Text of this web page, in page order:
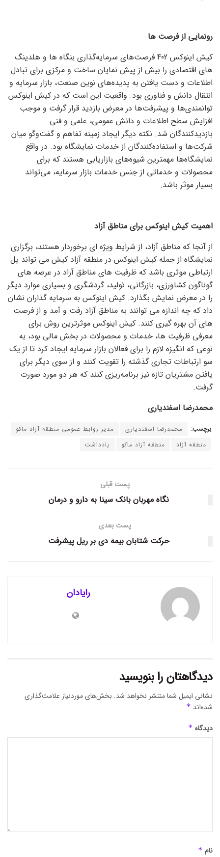
رونمایی از فرصت ها
کیش اینوکس 402 فرصت‌های سرمایه‌گذاری بنگاه ها و هلدینگ
های اقتصادی را بیش از پیش نمایان ساخت و مرکزی برای تبادل
اطلاعات و دست یافتن به پدیده‌های نوین صنعت، بازار سرمایه و
انتقال دانش و فناوری بود. واقعیت این است که در کیش اینوکس
توانمندی‌ها و پیشرفت‌ها در معرض بازدید قرار گرفت و موجب
افزایش سطح اطلاعات و دانش عمومی، علمی و فنی
بازدیدکنندگان ‌شد. نکته دیگر ایجاد زمینه تفاهم و گفت‌وگو میان
شرکت‌ها و استفاده‌کنندگان از خدمات نمایشگاه بود. در واقع
نمایشگاه‌ها مهمترین شیوه‌های بازاریابی هستند که برای
محصولات و خدماتی از جنس خدمات بازار سرمایه، می‌تواند
بسیار موثر باشد.
اهمیت کیش اینوکس برای مناطق آزاد
از آنجا که مناطق آزاد، از شرایط ویژه ای برخوردار هستند، برگزاری
نمایشگاه از جمله کیش اینوکس در منطقه آزاد کیش می تواند پل
ارتباطی موثری باشد که ظرفیت های مناطق آزاد در عرصه های
گوناگون کشاورزی، بازرگانی، تولید، گردشگری و بسیاری موارد دیگر
را در معرض نمایش بگذارد. کیش اینوکس به سرمایه گذاران نشان
داد که چه اندازه می توانند به مناطق آزاد رفت و آمد و از فرصت
های آن بهره گیری کنند. کیش اینوکس موثرترین روش‌ برای
معرفی ظرفیت ها، خدمات و محصولات در بخش مالی بود، به
نوعی که انگیزه لازم را برای فعالان بازار سرمایه ایجاد کرد تا از یک
سو ارتباطات تجاری گذشته را تقویت کنند و از سوی دیگر برای
یافتن مشتریان تازه‌ نیز برنامه‌ریزی کنند که هر دو مورد صورت
گرفت.
محمدرضا اسفندیاری
برچسب: محمدرضا اسفندیاری
مدیر روابط عمومی منطقه آزاد ماکو
منطقه آزاد
منطقه آزاد ماکو یادداشت
پست قبلی
نگاه مهربان بانک سینا به دارو و درمان
پست بعدی
حرکت شتابان بیمه دی بر ریل پیشرفت
رایادان
دیدگاهتان را بنویسید
نشانی ایمیل شما منتشر نخواهد شد. بخش‌های موردنیاز علامت‌گذاری
شده‌اند *
دیدگاه *
نام *